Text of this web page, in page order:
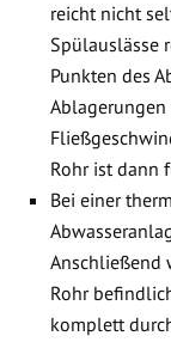
reicht nicht
Spülauslässe
Punkten des
Rohr ist dann
Bei einer
Anschließend
Rohr
komplett